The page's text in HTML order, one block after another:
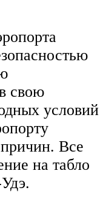
свою
условий
Все
на табло